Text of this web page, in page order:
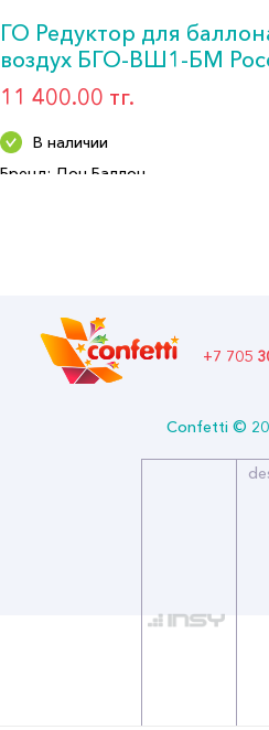
ГО Редуктор для
воздух БГО-ВШ1-БМ
11 400.00 тг.
В наличии
Бренд: Дон Баллон
+7 705
Confetti ©